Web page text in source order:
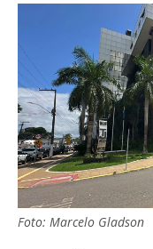
Foto: Marcelo Gladson